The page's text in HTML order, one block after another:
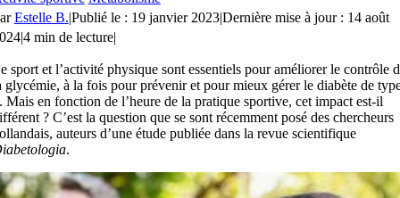
Estelle B.|Publié le : 19 janvier 2023|Dernière mise à jour : 14 août
|4 min de lecture|
sport et l’activité physique sont essentiels pour améliorer le contrôle
glycémie, à la fois pour prévenir et pour mieux gérer le diabète de
Mais en fonction de l’heure de la pratique sportive, cet impact est-il
? C’est la question que se sont récemment posé des chercheurs
auteurs d’une étude publiée dans la revue scientifique
.